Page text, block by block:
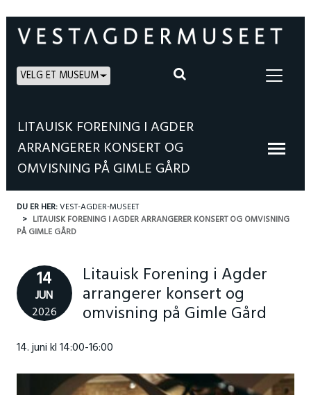
VELG ET MUSEUM
LITAUISK FORENING I AGDER
ARRANGERER KONSERT OG
OMVISNING PÅ GIMLE GÅRD
DU ER HER:VEST-AGDER-MUSEET
LITAUISK FORENING I AGDER ARRANGERER KONSERT OG OMVISNING
PÅ GIMLE GÅRD
14
JUN
2026
Litauisk Forening i Agder
arrangerer konsert og
omvisning på Gimle Gård
14. juni kl 14:00-16:00